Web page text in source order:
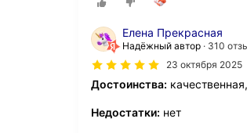
Елена Прекрасная
Надёжный автор
310
23 октября 2025
Достоинства:
Недостатки: нет